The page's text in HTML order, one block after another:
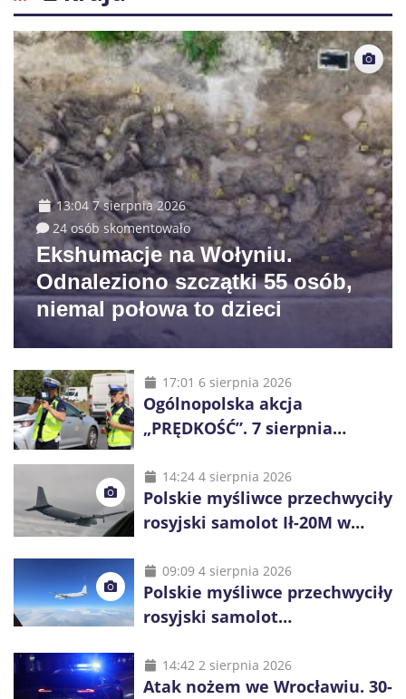
13:04 7 sierpnia 2026
24 osób skomentowało
Ekshumacje na Wołyniu.
Odnaleziono szczątki 55 osób,
niemal połowa to dzieci
17:01 6 sierpnia 2026
Ogólnopolska akcja
„PRĘDKOŚĆ”. 7 sierpnia
14:24 4 sierpnia 2026
Polskie myśliwce przechwyciły
rosyjski samolot Ił-20M w
09:09 4 sierpnia 2026
Polskie myśliwce przechwyciły
rosyjski samolot
14:42 2 sierpnia 2026
Atak nożem we Wrocławiu. 30-